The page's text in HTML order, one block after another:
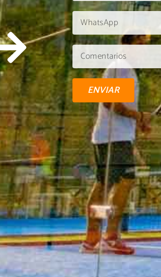
ENVIAR